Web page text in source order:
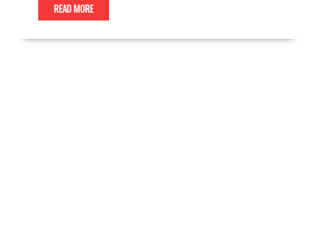
READ MORE